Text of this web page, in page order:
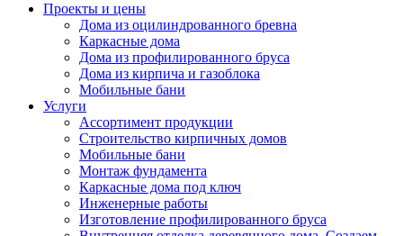
Проекты и цены
Дома из оцилиндрованного бревна
Каркасные дома
Дома из профилированного бруса
Дома из кирпича и газоблока
Мобильные бани
Услуги
Ассортимент продукции
Строительство кирпичных домов
Мобильные бани
Монтаж фундамента
Каркасные дома под ключ
Инженерные работы
Изготовление профилированного бруса